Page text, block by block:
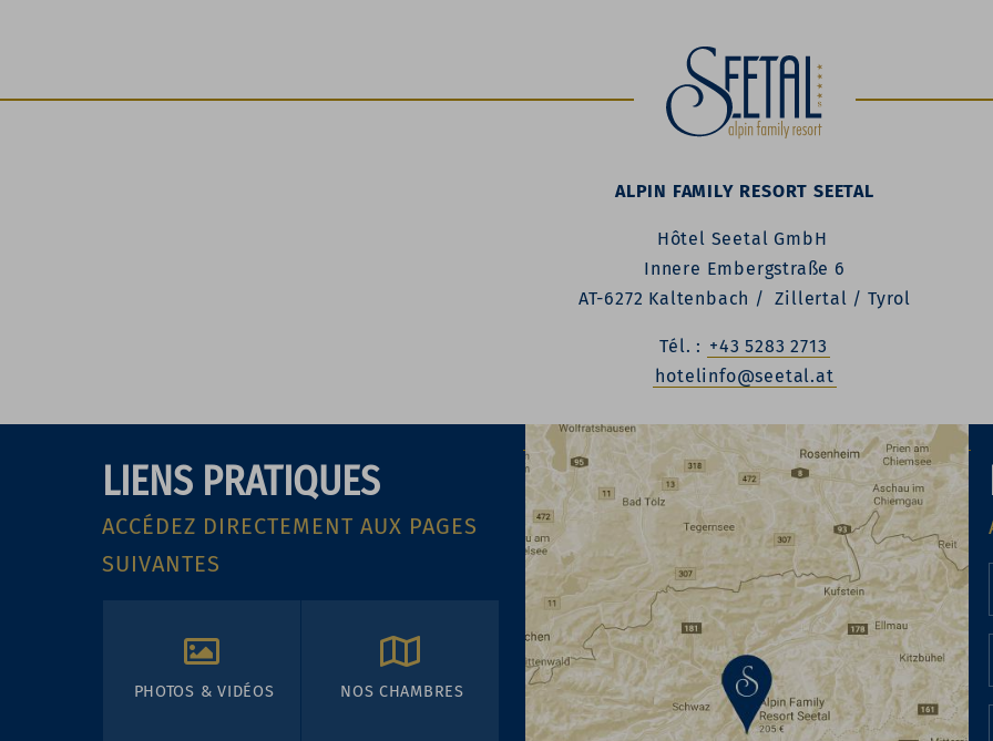
ALPIN FAMILY RESORT SEETAL
Hôtel Seetal GmbH
Innere Embergstraße 6
AT-6272 Kaltenbach / Zillertal / Tyrol
Tél. : +43 5283 2713
hotelinfo@seetal.at
LIENS PRATIQUES
ACCÉDEZ DIRECTEMENT AUX PAGES
SUIVANTES
PHOTOS & VIDÉOS NOS CHAMBRES